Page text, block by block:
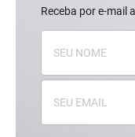
Receba por e-mail